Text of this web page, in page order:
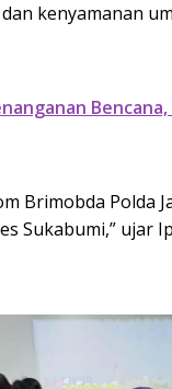
kenyamanan
Brimobda Polda
Sukabumi,” ujar